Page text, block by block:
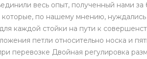
весь опыт, полученный нами
по нашему мнению, нуждались
для каждой стойки на пути к
петли относительно носка и
перевозке Двойная регулировка